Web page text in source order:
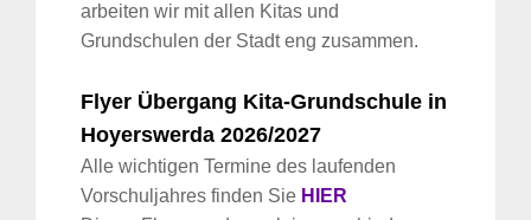
arbeiten wir mit allen Kitas und
Grundschulen der Stadt eng zusammen.
Flyer Übergang Kita-Grundschule in
Hoyerswerda 2026/2027
Alle wichtigen Termine des laufenden
Vorschuljahres finden Sie HIER